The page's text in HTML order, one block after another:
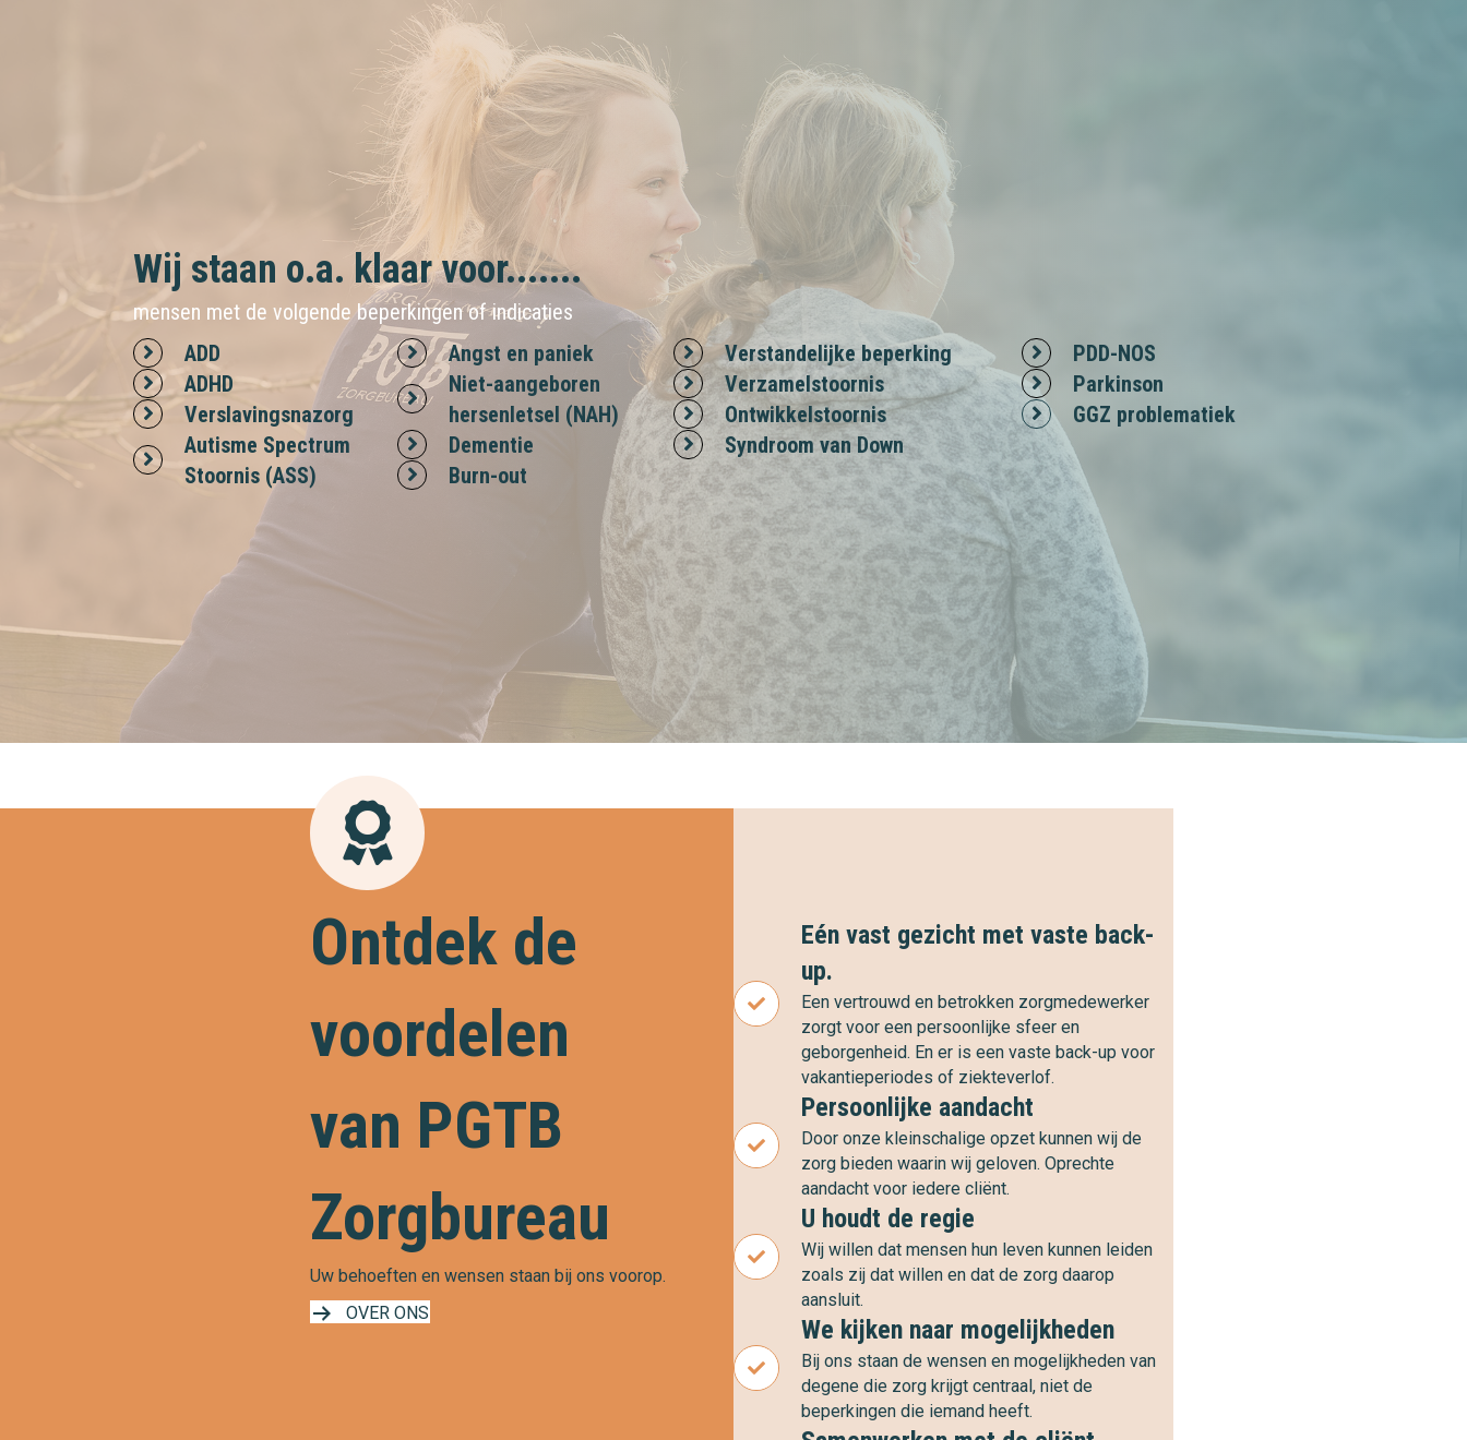
Wij staan o.a. klaar voor.......
mensen met de volgende beperkingen of indicaties
ADD
ADHD
Verslavingsnazorg
Autisme Spectrum
Stoornis (ASS)
Angst en paniek
Niet-aangeboren
hersenletsel (NAH)
Dementie
Burn-out
Verstandelijke beperking
Verzamelstoornis
Ontwikkelstoornis
Syndroom van Down
PDD-NOS
Parkinson
GGZ problematiek
Ontdek de
voordelen
van PGTB
Zorgbureau
Uw behoeften en wensen staan bij ons voorop.
OVER ONS
Eén vast gezicht met vaste back-
up.
Een vertrouwd en betrokken zorgmedewerker
zorgt voor een persoonlijke sfeer en
geborgenheid. En er is een vaste back-up voor
vakantieperiodes of ziekteverlof.
Persoonlijke aandacht
Door onze kleinschalige opzet kunnen wij de
zorg bieden waarin wij geloven. Oprechte
aandacht voor iedere cliënt.
U houdt de regie
Wij willen dat mensen hun leven kunnen leiden
zoals zij dat willen en dat de zorg daarop
aansluit.
We kijken naar mogelijkheden
Bij ons staan de wensen en mogelijkheden van
degene die zorg krijgt centraal, niet de
beperkingen die iemand heeft.